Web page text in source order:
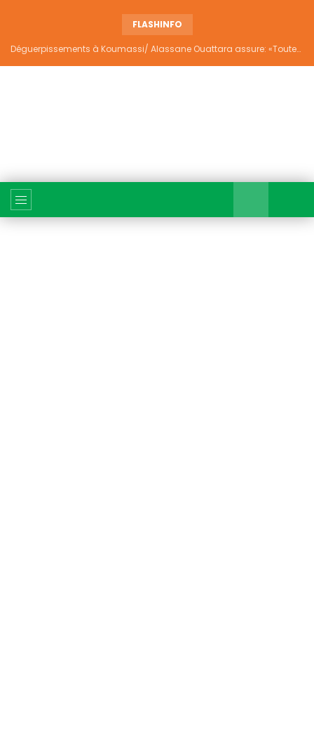
FLASHINFO
Déguerpissements à Koumassi/ Alassane Ouattara assure: «Toutes les responsabilités seront établies et elles donneront lieu aux sanctions prévues par la loi»